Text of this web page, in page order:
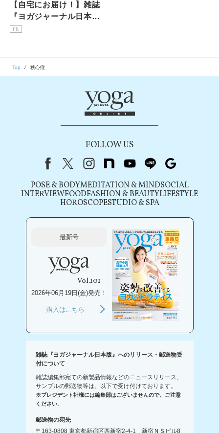
【自宅にお届け！】雑誌
『ヨガジャーナル日本
版』予約購読のご案内
PR
Top 狭心症
FOLLOW US
FacebookX（旧Twitter）
instagram
note youtubeline
POSE & BODYMEDITATION & MINDSOCIAL
INTERVIEWFOODFASHION & BEAUTYLIFESTYLE
HOROSCOPESTUDIO & SPA
最新号
Vol.101
2026年06月19日(金)発売！
購入はこちら
雑誌『ヨガジャーナル日本版』へのリリース・郵送物受
付について
雑誌編集部宛ての新製品情報などのニュースリリース、
サンプルの郵送物等は、以下で受け付けております。
※プレジデント社様には編集部はございませんので、ご注意
ください。
郵送物の宛先
〒163-0808 東京都新宿区西新宿2-4-1 新宿ＮＳビル8